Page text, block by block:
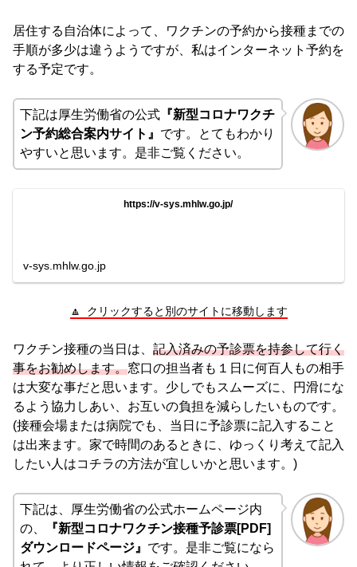
居住する自治体によって、ワクチンの予約から接種までの
手順が多少は違うようですが、私はインターネット予約を
する予定です。
下記は厚生労働省の公式 『新型コロナワクチ
ン予約総合案内サイト』 です。とてもわかり
やすいと思います。是非ご覧ください。
https://v-sys.mhlw.go.jp/
v-sys.mhlw.go.jp
🔼 クリックすると別のサイトに移動します
ワクチン接種の当日は、 記入済みの予診票を持参して行く
事をお勧めします。窓口の担当者も１日に何百人もの相手
は大変な事だと思います。少しでもスムーズに、円滑にな
るよう協力しあい、お互いの負担を減らしたいものです。
(接種会場または病院でも、当日に予診票に記入すること
は出来ます。家で時間のあるときに、ゆっくり考えて記入
したい人はコチラの方法が宜しいかと思います。)
下記は、厚生労働省の公式ホームページ内
の、
『新型コロナワクチン接種予診票[PDF]
ダウンロードページ』 です。是非ご覧になら